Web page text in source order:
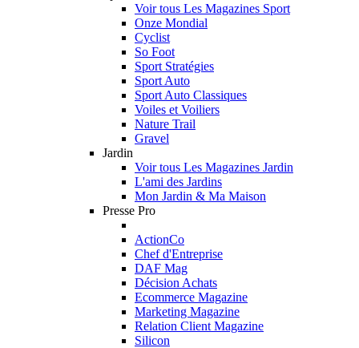
Voir tous Les Magazines Sport
Onze Mondial
Cyclist
So Foot
Sport Stratégies
Sport Auto
Sport Auto Classiques
Voiles et Voiliers
Nature Trail
Gravel
Jardin
Voir tous Les Magazines Jardin
L'ami des Jardins
Mon Jardin & Ma Maison
Presse Pro
ActionCo
Chef d'Entreprise
DAF Mag
Décision Achats
Ecommerce Magazine
Marketing Magazine
Relation Client Magazine
Silicon